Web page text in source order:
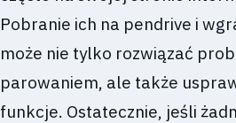
Pobranie ich na pendrive i
może nie tylko rozwiązać
parowaniem, ale także
funkcje. Ostatecznie, jeśli